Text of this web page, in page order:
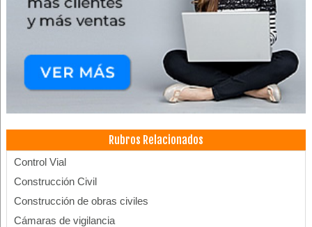
Rubros Relacionados
Control Vial
Construcción Civil
Construcción de obras civiles
Cámaras de vigilancia